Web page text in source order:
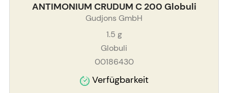
ANTIMONIUM CRUDUM C 200 Globuli
Gudjons GmbH
1.5 g
Globuli
00186430
Verfügbarkeit